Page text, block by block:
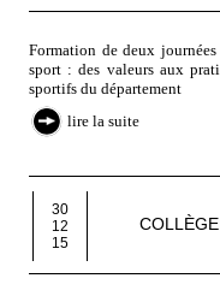
Formation de deux
sport : des valeurs aux
sportifs du département
lire la suite
30
12
15